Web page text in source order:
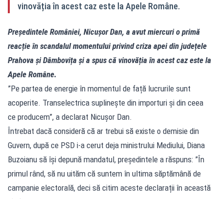
vinovăția în acest caz este la Apele Române.
Președintele României, Nicușor Dan, a avut miercuri o primă
reacție în scandalul momentului privind criza apei din județele
Prahova și Dâmbovița și a spus că vinovăția în acest caz este la
Apele Române.
”Pe partea de energie în momentul de față lucrurile sunt
acoperite. Transelectrica suplinește din importuri și din ceea
ce producem”, a declarat Nicușor Dan.
Întrebat dacă consideră că ar trebui să existe o demisie din
Guvern, după ce PSD i-a cerut deja ministrului Mediului, Diana
Buzoianu să își depună mandatul, președintele a răspuns: ”În
primul rând, să nu uităm că suntem în ultima săptămână de
campanie electorală, deci să citim aceste declarații în această